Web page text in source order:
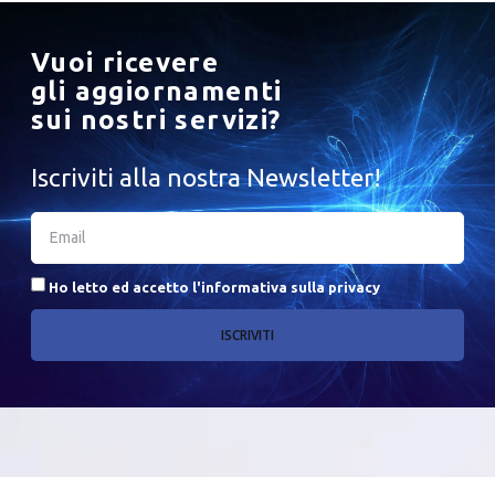
Vuoi ricevere
gli aggiornamenti
sui nostri servizi?
Iscriviti alla nostra Newsletter!
Ho letto ed accetto l'informativa sulla privacy
ISCRIVITI